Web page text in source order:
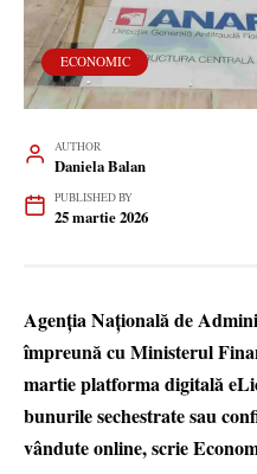
ECONOMIC
AUTHOR
Daniela Balan
PUBLISHED BY
25 martie 2026
Agenția Națională de
împreună cu Ministerul
martie platforma digitală
bunurile sechestrate sau
vândute online, scrie